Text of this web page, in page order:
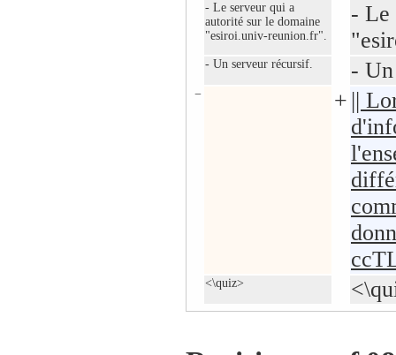
- Le serveur qui a
autorité sur le domaine
"esiroi.univ-reunion.fr".
- Le
- Un serveur récursif. -
− + ||
<\quiz>